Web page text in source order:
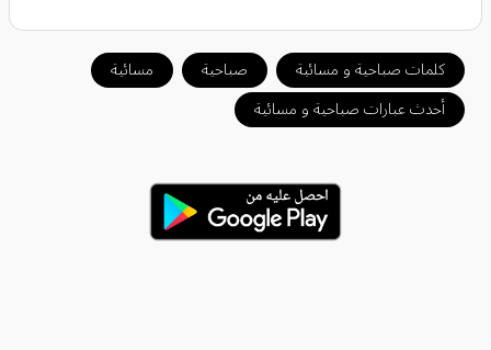
كلمات صباحية و مسائية صباحية
مسائية
أحدث عبارات صباحية و مسائية